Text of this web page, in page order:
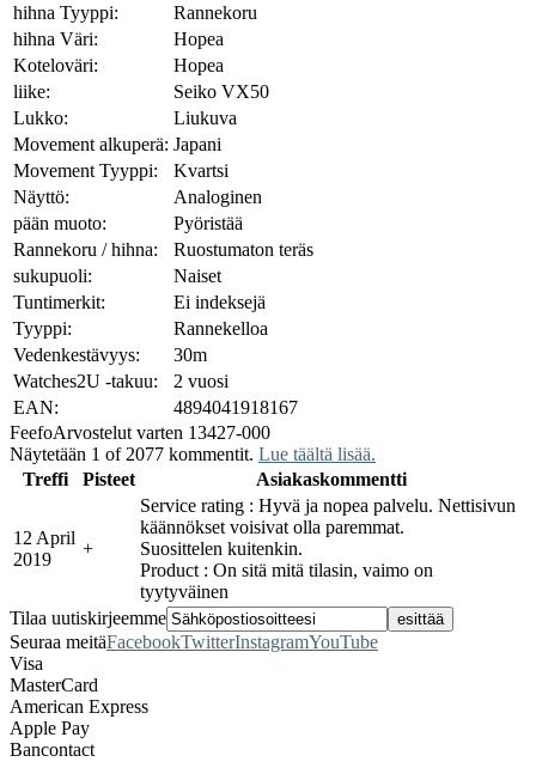
hihna Tyyppi:
Rannekoru
hihna Väri:
Hopea
Koteloväri:
Hopea
liike:
Seiko VX50
Lukko:
Liukuva
Movement alkuperä: Japani
Movement Tyyppi:
Kvartsi
Näyttö:
Analoginen
pään muoto:
Pyöristää
Rannekoru / hihna:
Ruostumaton teräs
sukupuoli:
Naiset
Tuntimerkit:
Ei indeksejä
Tyyppi:
Rannekelloa
Vedenkestävyys:
30m
Watches2U -takuu:
2 vuosi
EAN:
4894041918167
FeefoArvostelut varten 13427-000
Näytetään 1 of 2077 kommentit. Lue täältä lisää.
Treffi
Pisteet Asiakaskommentti
12 April
2019
+
Service rating : Hyvä ja nopea palvelu. Nettisivun
käännökset voisivat olla paremmat.
Suosittelen kuitenkin.
Product : On sitä mitä tilasin, vaimo on
tyytyväinen
Tilaa uutiskirjeemme
Seuraa meitäFacebookTwitterInstagramYouTube
Visa
MasterCard
American Express
Apple Pay
Bancontact